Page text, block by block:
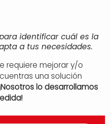
identificar cuál es la
a tus necesidades.
requiere mejorar y/o
una solución
lo desarrollamos